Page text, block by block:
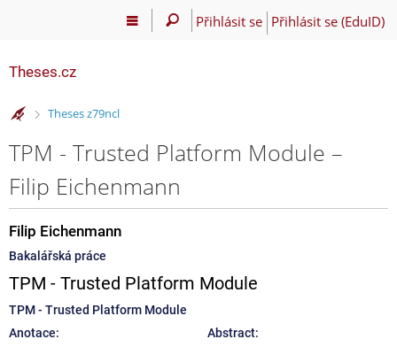
Přihlásit se Přihlásit se (EduID)
Theses.cz
>
Theses z79ncl
TPM - Trusted Platform Module –
Filip Eichenmann
Filip Eichenmann
Bakalářská práce
TPM - Trusted Platform Module
TPM - Trusted Platform Module
Anotace:
Abstract: